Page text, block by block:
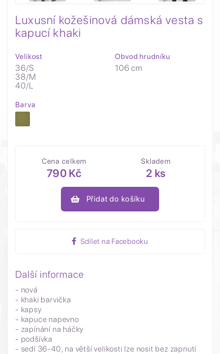
Luxusní kožešinová dámská vesta s
kapucí khaki
Velikost
36/S
38/M
40/L
Obvod hrudníku
106 cm
Barva
Cena celkem
790 Kč
Skladem
2 ks
Přidat do košíku
Sdílet na Facebooku
Další informace
- nová
- khaki barvička
- kapsy
- kapuce napevno
- zapínání na háčky
- podšívka
- sedí 36-40, na větší velikosti lze nosit bez zapnutí